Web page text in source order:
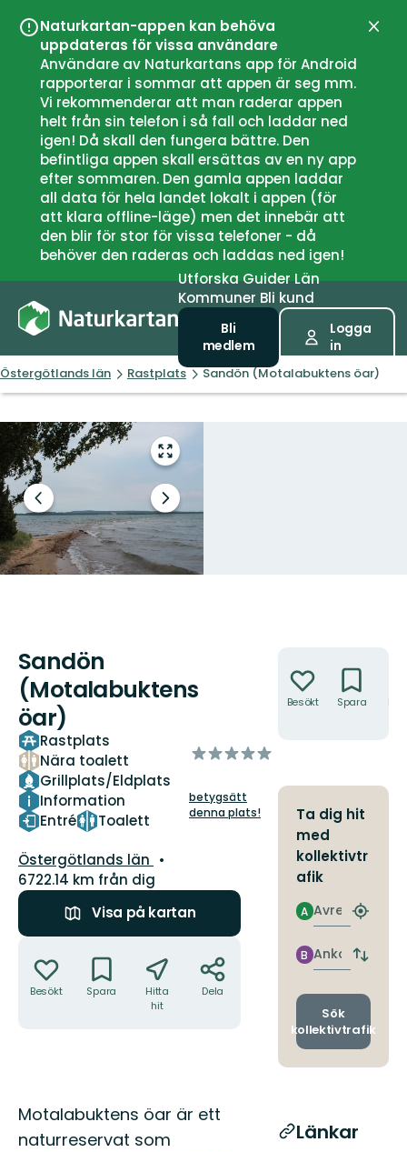
Naturkartan-appen kan behöva
uppdateras för vissa användare
Användare av Naturkartans app för Android
rapporterar i sommar att appen är seg mm.
Vi rekommenderar att man raderar appen
helt från sin telefon i så fall och laddar ned
igen! Då skall den fungera bättre. Den
befintliga appen skall ersättas av en ny app
efter sommaren. Den gamla appen laddar
all data för hela landet lokalt i appen (för
att klara offline-läge) men det innebär att
den blir för stor för vissa telefoner - då
behöver den raderas och laddas ned igen!
UtforskaGuiderLän
Kommuner Bli kund
Bli
medlem
Logga
in
Östergötlands län Rastplats Sandön (Motalabuktens öar)
Gå
till
helskärmsläge
Föregående
bild
Nästa
bildspel
Sandön
(Motalabuktens
öar)
Rastplats
Nära toalett
Grillplats/Eldplats
Information
Entré
Toalett
av
stjärnor
betygsätt
denna plats!
Län:
Östergötlands län
6722.14 km från dig
Visa på kartan
Besökt Spara
Hitta
hit
Dela
Beskrivning
Motalabuktens öar är ett
naturreservat som
Besökt Spara
Ta dig hit
med
kollektivtr
afik
Avresa
A
Hitta
Ankomst
B
Byt
och
Sök
kollektivtrafik
Länkar